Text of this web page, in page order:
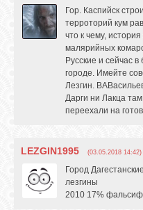
Гор. Каспийск
терроторий кум
что к чему,
малярийных
Русские и сейчас
городе. Имейте
Лезгин.
Дарги ни Лакца
переехали на
LEZGIN1995 (03.05.2018 14:42)
Город
лезгины
2010 17%